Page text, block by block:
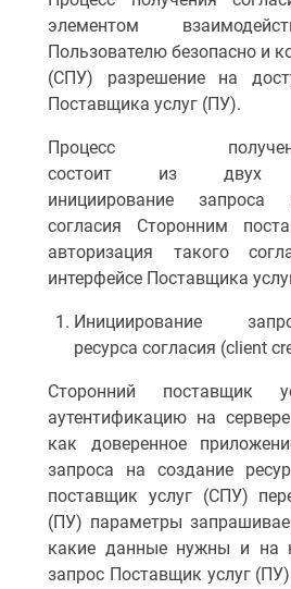
элементом
Пользователю безопасно и
(СПУ) разрешение на
Поставщика услуг (ПУ).
Процесс
состоит из двух
инициирование
согласия Сторонним
авторизация такого
интерфейсе Поставщика
Инициирование
ресурса согласия (client
Сторонний поставщик
аутентификацию на
как доверенное
запроса на создание
поставщик услуг (СПУ)
(ПУ) параметры
какие данные нужны и на
запрос Поставщик услуг